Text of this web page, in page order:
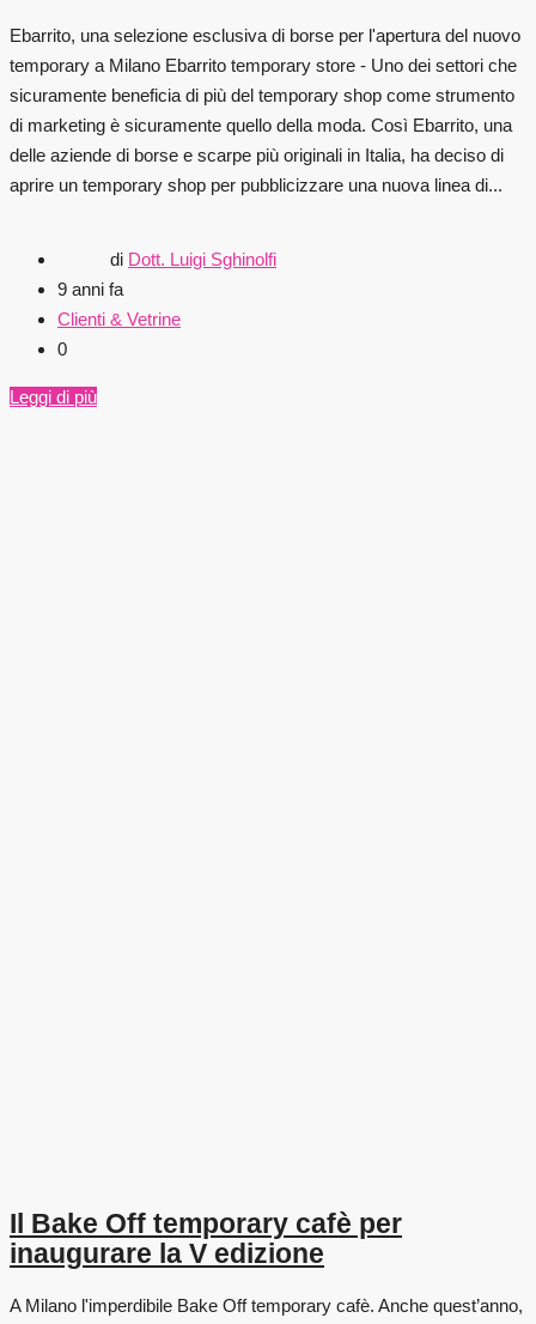
Ebarrito, una selezione esclusiva di borse per l'apertura del nuovo
temporary a Milano Ebarrito temporary store - Uno dei settori che
sicuramente beneficia di più del temporary shop come strumento
di marketing è sicuramente quello della moda. Così Ebarrito, una
delle aziende di borse e scarpe più originali in Italia, ha deciso di
aprire un temporary shop per pubblicizzare una nuova linea di...
di Dott. Luigi Sghinolfi
9 anni fa
Clienti & Vetrine
0
Leggi di più
Il Bake Off temporary cafè per
inaugurare la V edizione
A Milano l'imperdibile Bake Off temporary cafè. Anche quest’anno,